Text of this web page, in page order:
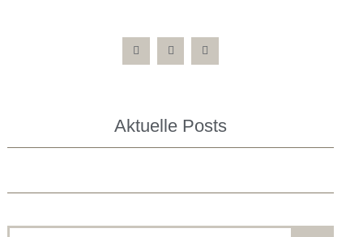
Aktuelle Posts